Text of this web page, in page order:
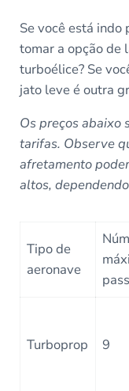
Se você está indo
tomar a opção de
turboélice? Se
jato leve é outra
Os preços abaixo
tarifas. Observe
afretamento
altos,
Tipo de
aeronave
Turboprop 9